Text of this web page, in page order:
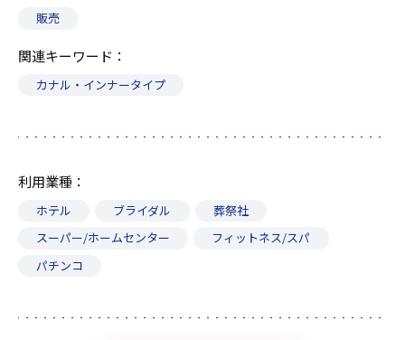
販売
関連キーワード
カナル・インナータイプ
利用業種
ホテル ブライダル
葬祭社
スーパー/ホームセンター
フィットネス/スパ
パチンコ